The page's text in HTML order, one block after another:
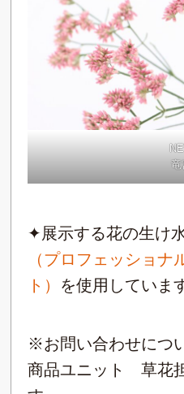
竜
✦展示する花の生け水
（プロフェッショナ
ト） を使用していま
※お問い合わせにつ
商品ユニット 草花